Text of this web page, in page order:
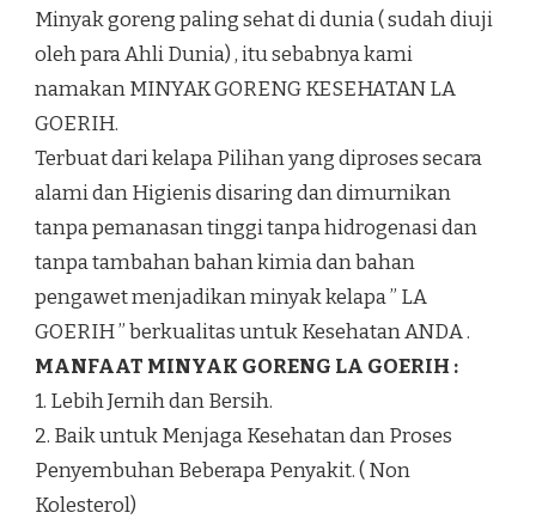
Minyak goreng paling sehat di dunia ( sudah diuji
oleh para Ahli Dunia) , itu sebabnya kami
namakan MINYAK GORENG KESEHATAN LA
GOERIH.
Terbuat dari kelapa Pilihan yang diproses secara
alami dan Higienis disaring dan dimurnikan
tanpa pemanasan tinggi tanpa hidrogenasi dan
tanpa tambahan bahan kimia dan bahan
pengawet menjadikan minyak kelapa ” LA
GOERIH ” berkualitas untuk Kesehatan ANDA .
MANFAAT MINYAK GORENG LA GOERIH :
1. Lebih Jernih dan Bersih.
2. Baik untuk Menjaga Kesehatan dan Proses
Penyembuhan Beberapa Penyakit. ( Non
Kolesterol)